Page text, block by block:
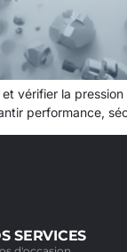
vérifier la
performance,
SERVICES